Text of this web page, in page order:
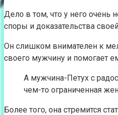
Дело в том, что у него очень
споры и доказательства
Он слишком внимателен к
своего мужчину и помогает
А мужчина-Петух с
чем-то ограниченная
Более того, она стремится